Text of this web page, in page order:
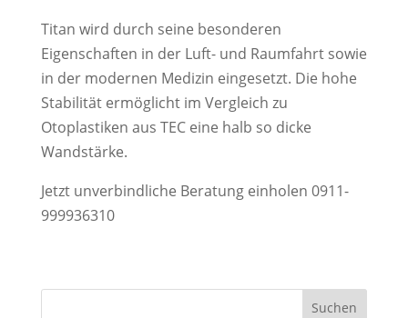
Titan wird durch seine besonderen
Eigenschaften in der Luft- und Raumfahrt sowie
in der modernen Medizin eingesetzt. Die hohe
Stabilität ermöglicht im Vergleich zu
Otoplastiken aus TEC eine halb so dicke
Wandstärke.
Jetzt unverbindliche Beratung einholen 0911-
999936310
Suchen